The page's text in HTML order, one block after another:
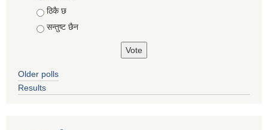
ठिकै छ
सन्तुष्ट छैन
Older polls
Results